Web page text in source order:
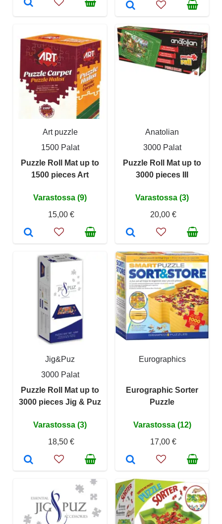
Art puzzle
1500 Palat
Puzzle Roll Mat up to
1500 pieces Art
Varastossa (9)
15,00 €
Anatolian
3000 Palat
Puzzle Roll Mat up to
3000 pieces III
Varastossa (3)
20,00 €
Jig&Puz
3000 Palat
Puzzle Roll Mat up to
3000 pieces Jig & Puz
Varastossa (3)
18,50 €
Eurographics
Eurographic Sorter
Puzzle
Varastossa (12)
17,00 €